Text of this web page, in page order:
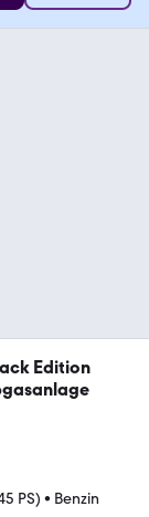
Edition
PS) • Benzin